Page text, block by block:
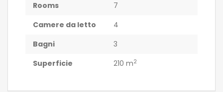
Rooms
7
Camere da letto
4
Bagni
3
Superficie
210 m2